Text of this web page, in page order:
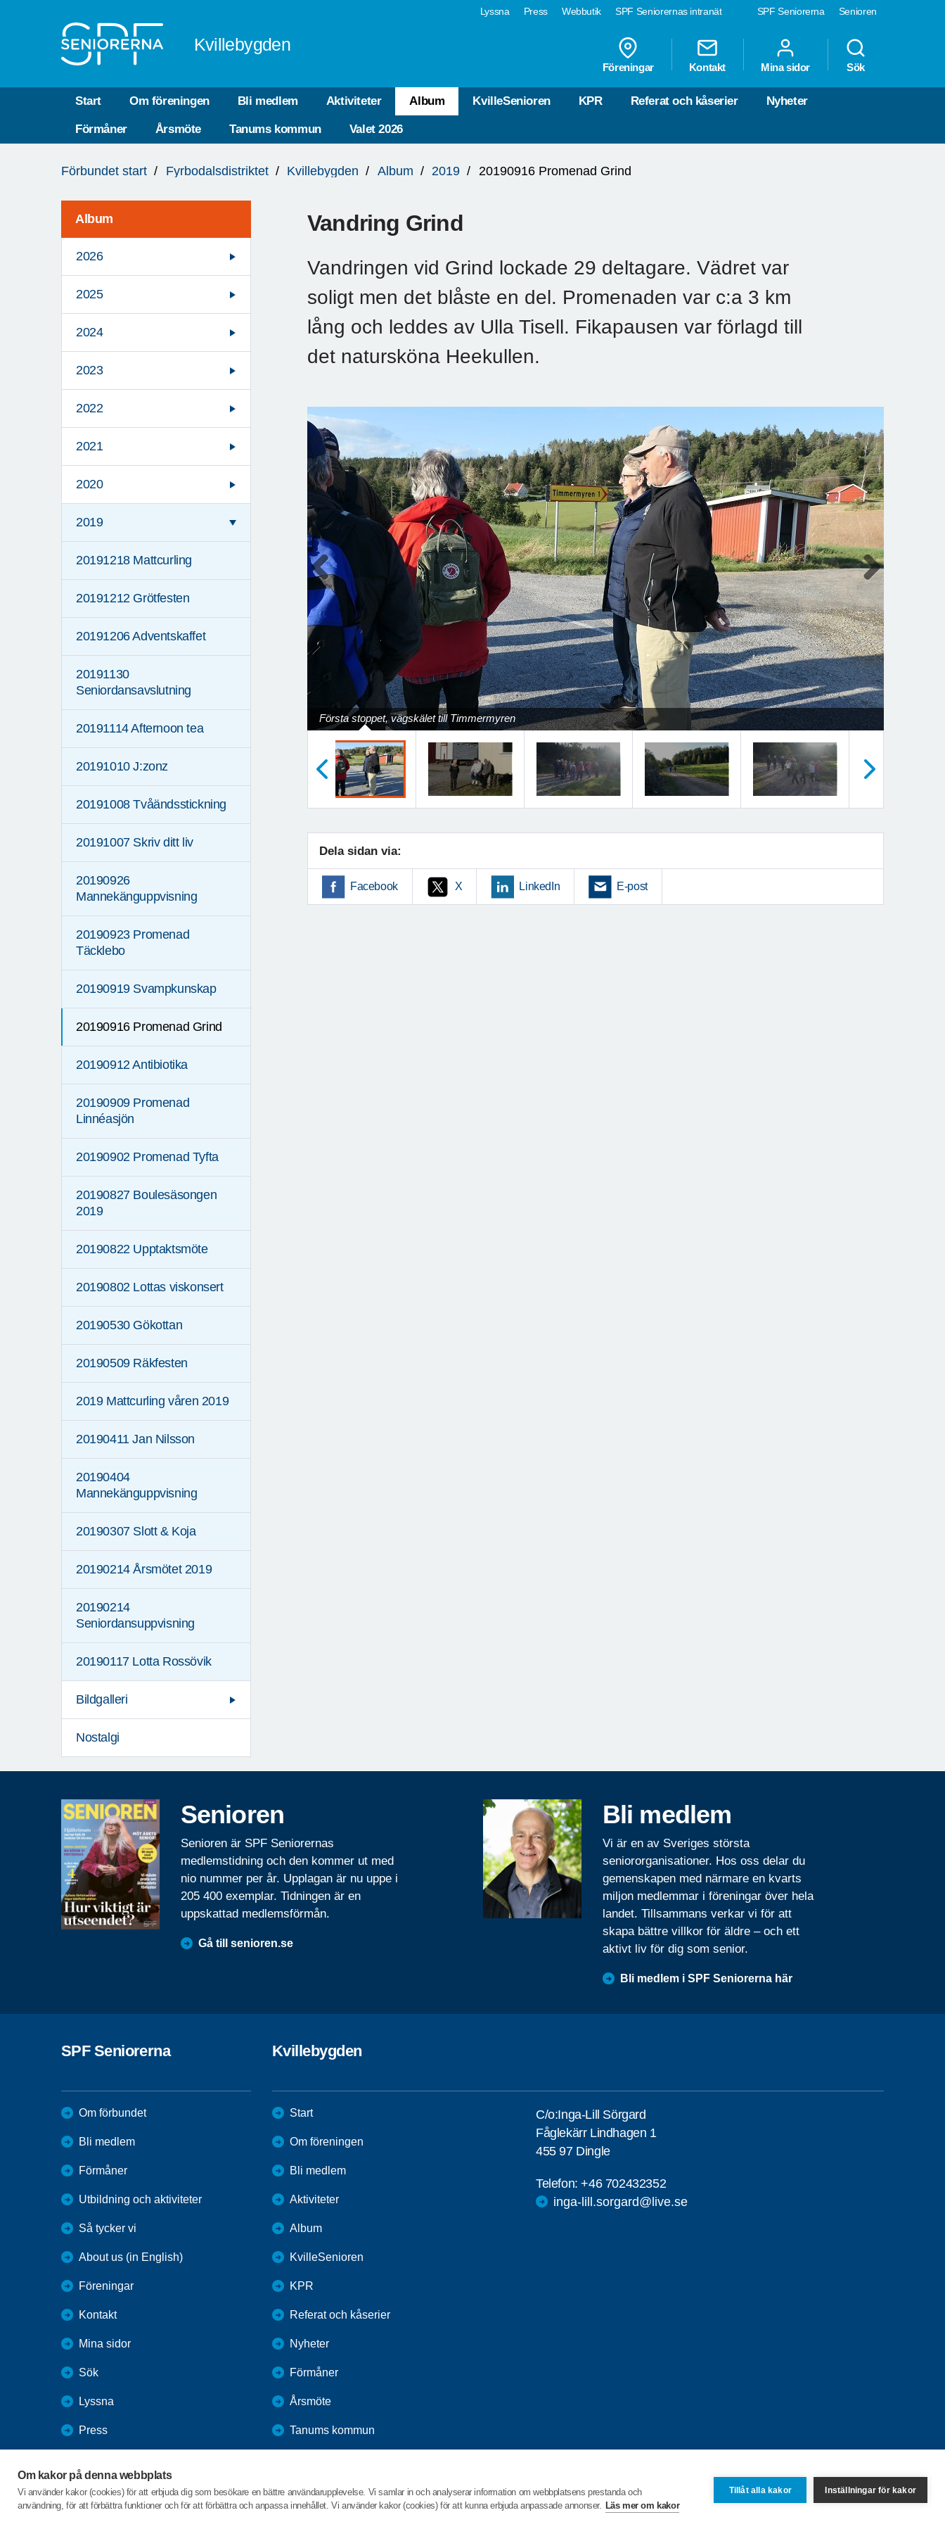
Om kakor på denna webbplats
Vi använder kakor (cookies) för att erbjuda dig som besökare en bättre användarupplevelse. Vi samlar in och analyserar information om webbplatsens prestanda och
användning, för att förbättra funktioner och för att förbättra och anpassa innehållet. Vi använder kakor (cookies) för att kunna erbjuda anpassade annonser. Läs mer om kakor
Tillåt alla kakor Inställningar för kakor
SPF Seniorerna Senioren
Lyssna Press Webbutik SPF Seniorernas intranät
Kvillebygden
Föreningar Kontakt Mina sidor Sök
Start Om föreningen Bli medlem Aktiviteter Album KvilleSenioren KPR Referat och kåserier Nyheter
Förmåner Årsmöte Tanums kommun Valet 2026
är
Förbundet start Fyrbodalsdistriktet Kvillebygden Album 2019 20190916 Promenad Grind
Album
2026
2025
2024
2023
2022
2021
2020
2019
20191218 Mattcurling
20191212 Grötfesten
20191206 Adventskaffet
20191130
Seniordansavslutning
20191114 Afternoon tea
20191010 J:zonz
20191008 Tvåändsstickning
20191007 Skriv ditt liv
20190926
Mannekänguppvisning
20190923 Promenad
Täcklebo
20190919 Svampkunskap
20190916 Promenad Grind
20190912 Antibiotika
20190909 Promenad
Linnéasjön
20190902 Promenad Tyfta
20190827 Boulesäsongen
2019
20190822 Upptaktsmöte
20190802 Lottas viskonsert
20190530 Gökottan
20190509 Räkfesten
2019 Mattcurling våren 2019
20190411 Jan Nilsson
20190404
Mannekänguppvisning
20190307 Slott & Koja
20190214 Årsmötet 2019
20190214
Seniordansuppvisning
20190117 Lotta Rossövik
Bildgalleri
Nostalgi
Vandring Grind
Vandringen vid Grind lockade 29 deltagare. Vädret var
soligt men det blåste en del. Promenaden var c:a 3 km
lång och leddes av Ulla Tisell. Fikapausen var förlagd till
det natursköna Heekullen.
Första stoppet, vägskälet till Timmermyren
Previous Next
Dela sidan via:
Facebook X LinkedIn E-post
Senioren
Senioren är SPF Seniorernas
medlemstidning och den kommer ut med
nio nummer per år. Upplagan är nu uppe i
205 400 exemplar. Tidningen är en
uppskattad medlemsförmån.
Gå till senioren.se
Bli medlem
Vi är en av Sveriges största
seniororganisationer. Hos oss delar du
gemenskapen med närmare en kvarts
miljon medlemmar i föreningar över hela
landet. Tillsammans verkar vi för att
skapa bättre villkor för äldre – och ett
aktivt liv för dig som senior.
Bli medlem i SPF Seniorerna här
SPF Seniorerna
Om förbundet
Bli medlem
Förmåner
Utbildning och aktiviteter
Så tycker vi
About us (in English)
Föreningar
Kontakt
Mina sidor
Sök
Lyssna
Press
SPF Seniorernas intranät
Kvillebygden
Start
Om föreningen
Bli medlem
Aktiviteter
Album
KvilleSenioren
KPR
Referat och kåserier
Nyheter
Förmåner
Årsmöte
Tanums kommun
C/o:Inga-Lill Sörgard
Fåglekärr Lindhagen 1
455 97 Dingle
Telefon:+46 702432352
inga-lill.sorgard@live.se